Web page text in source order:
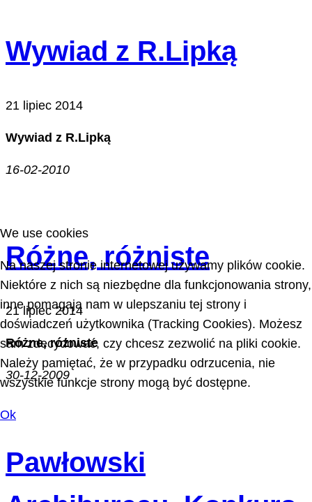
Wywiad z R.Lipką
21 lipiec 2014
Wywiad z R.Lipką
16-02-2010
Różne, różniste
21 lipiec 2014
Różne, różniste
30-12-2009
Pawłowski
We use cookies
Na naszej stronie internetowej używamy plików cookie.
Niektóre z nich są niezbędne dla funkcjonowania strony,
inne pomagają nam w ulepszaniu tej strony i
doświadczeń użytkownika (Tracking Cookies). Możesz
sam zdecydować, czy chcesz zezwolić na pliki cookie.
Należy pamiętać, że w przypadku odrzucenia, nie
wszystkie funkcje strony mogą być dostępne.
Ok